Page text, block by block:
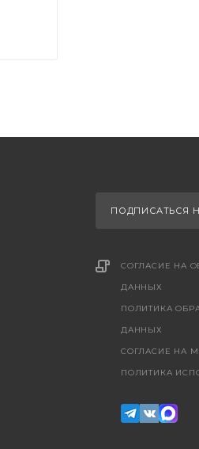
ПОДПИСАТЬСЯ
СОГЛАСИЕ НА
ДАННЫХ
ПОЛИТИКА
ДАННЫХ
CОГЛАСИЕ НА
ПОЛИТИКА